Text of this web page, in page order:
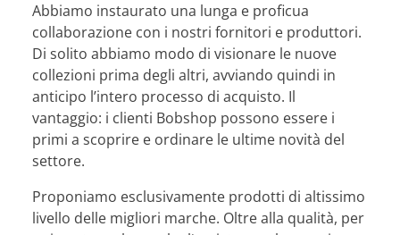
Abbiamo instaurato una lunga e proficua
collaborazione con i nostri fornitori e produttori.
Di solito abbiamo modo di visionare le nuove
collezioni prima degli altri, avviando quindi in
anticipo l’intero processo di acquisto. Il
vantaggio: i clienti Bobshop possono essere i
primi a scoprire e ordinare le ultime novità del
settore.
Proponiamo esclusivamente prodotti di altissimo
livello delle migliori marche. Oltre alla qualità, per